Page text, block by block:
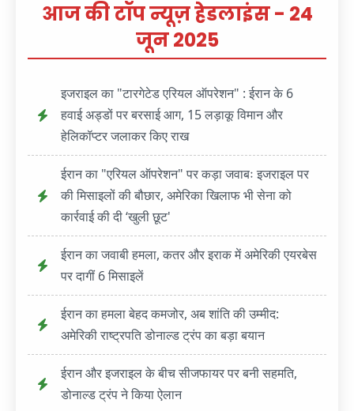
आज की टॉप न्यूज़ हेडलाइंस - 24
जून 2025
इजराइल का "टारगेटेड एरियल ऑपरेशन" : ईरान के 6
हवाई अड्डों पर बरसाई आग, 15 लड़ाकू विमान और
हेलिकॉप्टर जलाकर किए राख
ईरान का "एरियल ऑपरेशन" पर कड़ा जवाबः इजराइल पर
की मिसाइलों की बौछार, अमेरिका खिलाफ भी सेना को
कार्रवाई की दी ‘खुली छूट'
ईरान का जवाबी हमला, कतर और इराक में अमेरिकी एयरबेस
पर दागीं 6 मिसाइलें
ईरान का हमला बेहद कमजोर, अब शांति की उम्मीद:
अमेरिकी राष्ट्रपति डोनाल्ड ट्रंप का बड़ा बयान
ईरान और इजराइल के बीच सीजफायर पर बनी सहमति,
डोनाल्ड ट्रंप ने किया ऐलान